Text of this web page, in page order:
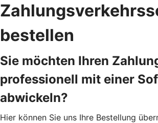
bestellen
Sie möchten Ihren
professionell mit einer
abwickeln?
Hier können Sie uns Ihre Bestellung